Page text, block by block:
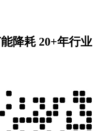
降耗 20+年行业